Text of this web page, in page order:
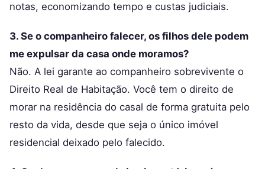
notas, economizando tempo e custas judiciais.
3. Se o companheiro falecer, os filhos dele podem
me expulsar da casa onde moramos?
Não. A lei garante ao companheiro sobrevivente o
Direito Real de Habitação. Você tem o direito de
morar na residência do casal de forma gratuita pelo
resto da vida, desde que seja o único imóvel
residencial deixado pelo falecido.